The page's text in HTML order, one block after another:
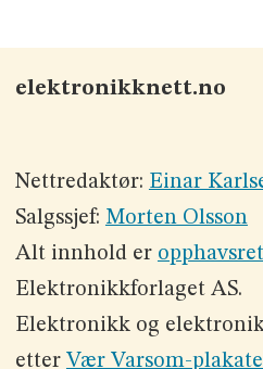
elektronikknett.no
Nettredaktør: Einar
Salgssjef: Morten Olsson
Alt innhold er
Elektronikkforlaget AS.
Elektronikk og
etter Vær Varsom-